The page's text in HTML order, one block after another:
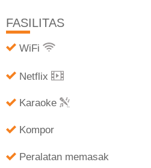
FASILITAS
WiFi
Netflix
Karaoke
Kompor
Peralatan memasak